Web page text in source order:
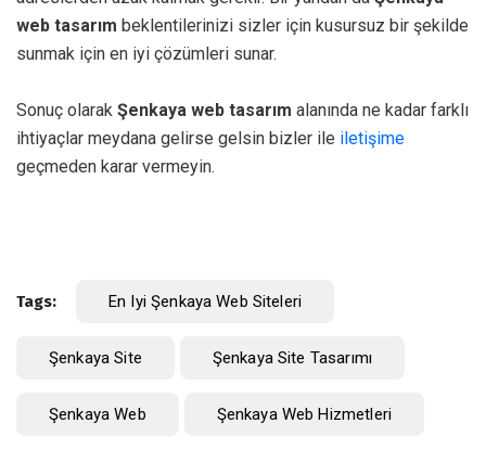
web tasarım beklentilerinizi sizler için kusursuz bir şekilde
sunmak için en iyi çözümleri sunar.
Sonuç olarak Şenkaya web tasarım alanında ne kadar farklı
ihtiyaçlar meydana gelirse gelsin bizler ile iletişime
geçmeden karar vermeyin.
Tags: En Iyi Şenkaya Web Siteleri
Şenkaya Site Şenkaya Site Tasarımı
Şenkaya Web Şenkaya Web Hizmetleri